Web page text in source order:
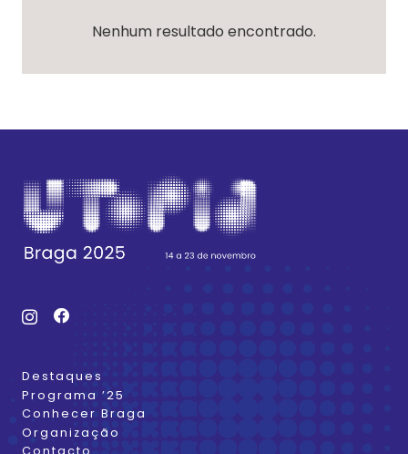
Nenhum resultado encontrado.
Destaques
Programa ’25
Conhecer Braga
Organização
Contacto